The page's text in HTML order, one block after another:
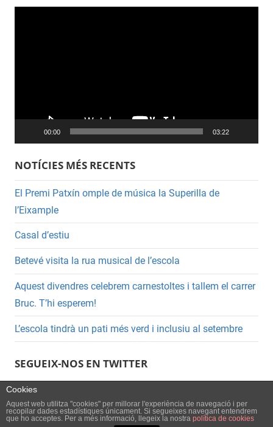
00:00 03:22
NOTÍCIES MÉS RECENTS
El Premi Patxín omple de música la Superilla de
l’Eixample
Casal d’estiu
Betevé visita la rua musical de l’escola
Aquest divendres celebrem carnestoltes i tallem el carrer
Bruc. T’hi esperem!
L’escola tindrà un pati més verd i inclusiu al setembre
SEGUEIX-NOS EN TWITTER
Cookies
Aquest web utilitza "cookies" per millorar l'experiència de navegació i per
recopilar dades estadístiques únicament. Si segueixes navegant entendrem
que ho acceptes. Per a més informació, llegeix la nostra política de cookies